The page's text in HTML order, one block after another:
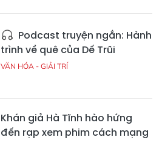
Podcast truyện ngắn: Hành
trình về quê của Dế Trũi
VĂN HÓA - GIẢI TRÍ
Khán giả Hà Tĩnh hào hứng
đến rạp xem phim cách mạng